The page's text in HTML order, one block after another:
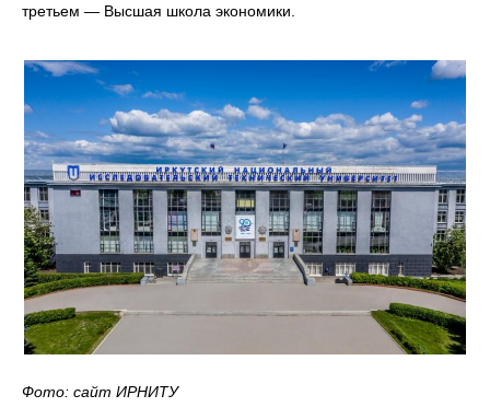
третьем — Высшая школа экономики.
Фото: сайт ИРНИТУ